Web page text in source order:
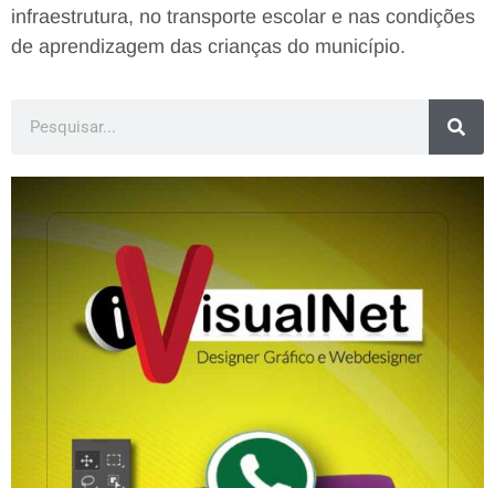
infraestrutura, no transporte escolar e nas condições
de aprendizagem das crianças do município.